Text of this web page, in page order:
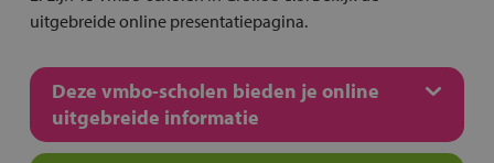
uitgebreide online presentatiepagina.
Deze vmbo-scholen bieden je online
uitgebreide informatie